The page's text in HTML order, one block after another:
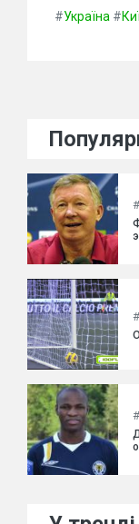
#Україна #
#
#
#